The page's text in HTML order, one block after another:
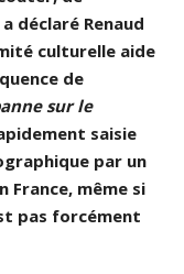
déclaré Renaud
culturelle aide
de
sur le
saisie
par un
même si
pas forcément